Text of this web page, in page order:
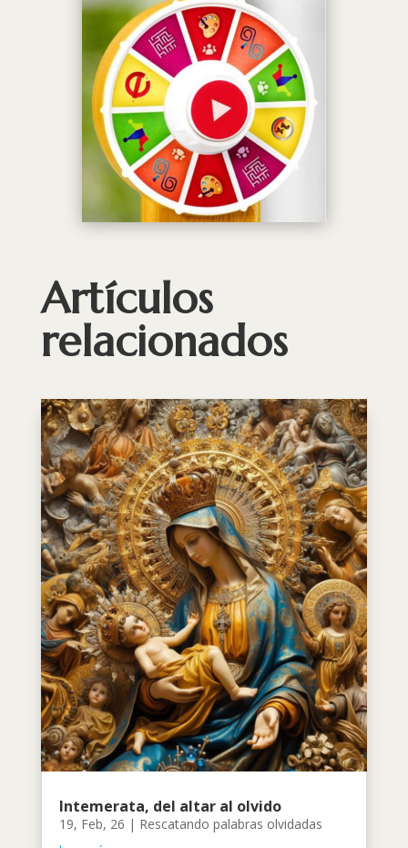
Artículos
relacionados
Intemerata, del altar al olvido
19, Feb, 26 | Rescatando palabras olvidadas